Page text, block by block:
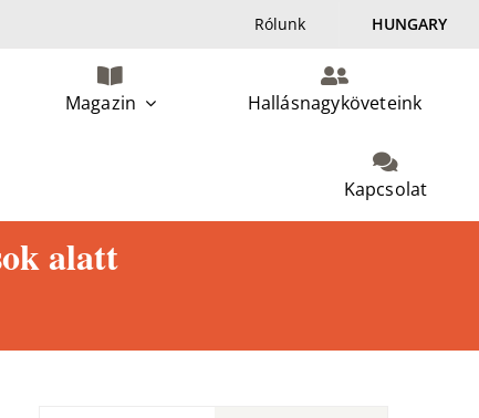
Rólunk HUNGARY
Magazin Hallásnagyköveteink
Kapcsolat
alatt